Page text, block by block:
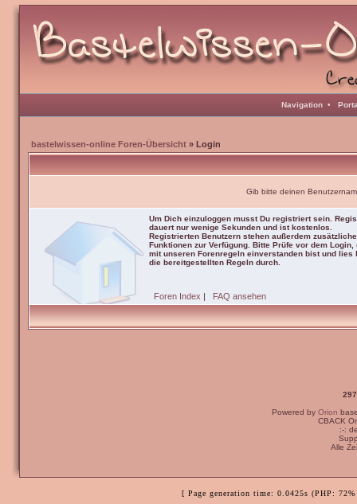
Navigation •
bastelwissen-online Foren-Übersicht » Login
Gib bitte deinen
Um Dich einzuloggen musst Du registriert sein.
dauert nur wenige Sekunden und ist kostenlos.
Registrierten Benutzern stehen außerdem zusätzliche
Funktionen zur Verfügung. Bitte Prüfe vor dem Login,
mit unseren Forenregeln einverstanden bist und lies
die bereitgestellten Regeln durch.
Foren Index | FAQ ansehen
Powered by Orion
CBACK
:-:
Alle
[ Page generation time: 0.0425s (PHP: